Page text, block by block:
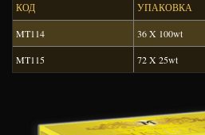
КОД УПАКОВКА
MT114 36 X 100wt
MT115 72 X 25wt